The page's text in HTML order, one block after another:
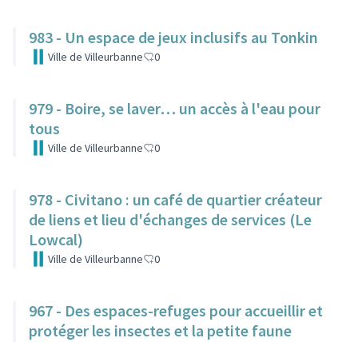
983 - Un espace de jeux inclusifs au Tonkin
Ville de Villeurbanne 0
979 - Boire, se laver… un accès à l'eau pour
tous
Ville de Villeurbanne 0
978 - Civitano : un café de quartier créateur
de liens et lieu d'échanges de services (Le
Lowcal)
Ville de Villeurbanne 0
967 - Des espaces-refuges pour accueillir et
protéger les insectes et la petite faune